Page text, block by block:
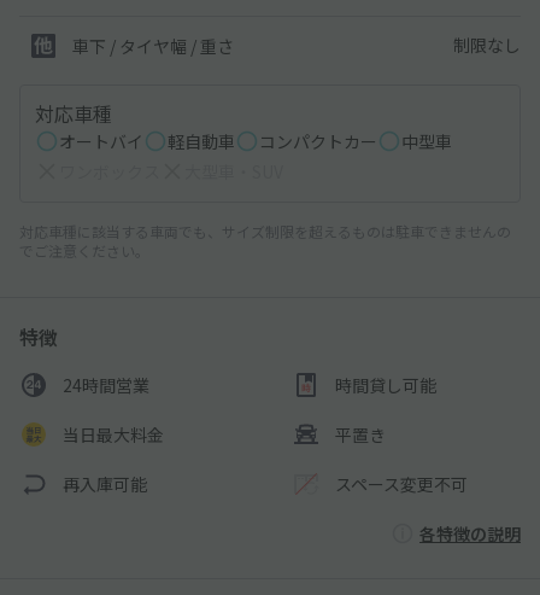
車下 / タイヤ幅 / 重さ 制限なし
対応車種
オートバイ 軽自動車 コンパクトカー
中型車
対応車種に該当する車両でも、サイズ制限を超えるものは駐車できませんの
でご注意ください。
特徴
24時間営業 時間貸し可能
当日最大料金 平置き
再入庫可能 スペース変更不可
各特徴の説明